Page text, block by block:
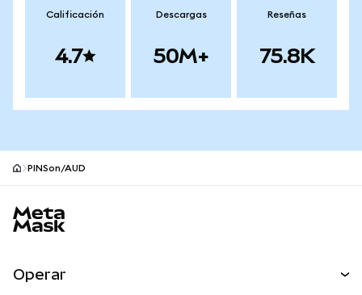
Calificación
4.7
Descargas
50M+
Reseñas
75.8K
PINSon/AUD
Operar